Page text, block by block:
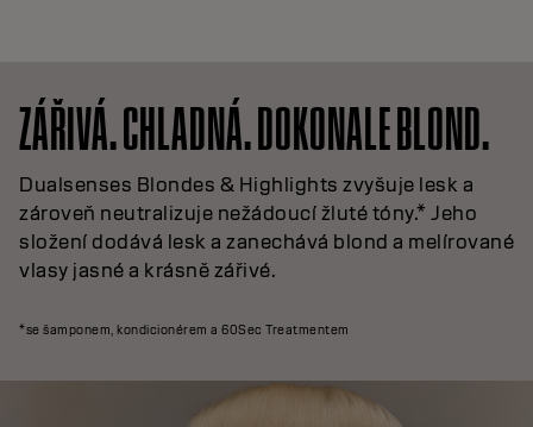
ZÁŘIVÁ. CHLADNÁ. DOKONALE BLOND.
Dualsenses Blondes & Highlights zvyšuje lesk a
zároveň neutralizuje nežádoucí žluté tóny.* Jeho
složení dodává lesk a zanechává blond a melírované
vlasy jasné a krásně zářivé.
*se šamponem, kondicionérem a 60Sec Treatmentem